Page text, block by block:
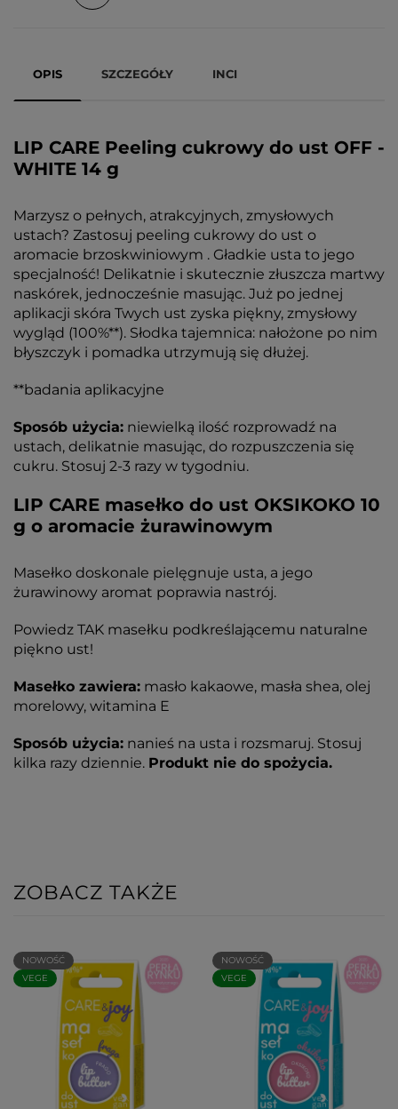
OPIS SZCZEGÓŁY INCI
LIP CARE Peeling cukrowy do ust OFF -
WHITE 14 g
Marzysz o pełnych, atrakcyjnych, zmysłowych
ustach? Zastosuj peeling cukrowy do ust o
aromacie brzoskwiniowym . Gładkie usta to jego
specjalność! Delikatnie i skutecznie złuszcza martwy
naskórek, jednocześnie masując. Już po jednej
aplikacji skóra Twych ust zyska piękny, zmysłowy
wygląd (100%**). Słodka tajemnica: nałożone po nim
błyszczyk i pomadka utrzymują się dłużej.
**badania aplikacyjne
Sposób użycia: niewielką ilość rozprowadź na
ustach, delikatnie masując, do rozpuszczenia się
cukru. Stosuj 2-3 razy w tygodniu.
LIP CARE masełko do ust OKSIKOKO 10
g o aromacie żurawinowym
Masełko doskonale pielęgnuje usta, a jego
żurawinowy aromat poprawia nastrój.
Powiedz TAK masełku podkreślającemu naturalne
piękno ust!
Masełko zawiera: masło kakaowe, masła shea, olej
morelowy, witamina E
Sposób użycia: nanieś na usta i rozsmaruj. Stosuj
kilka razy dziennie. Produkt nie do spożycia.
ZOBACZ TAKŻE
NOWOŚĆ
VEGE
NOWOŚĆ
VEGE